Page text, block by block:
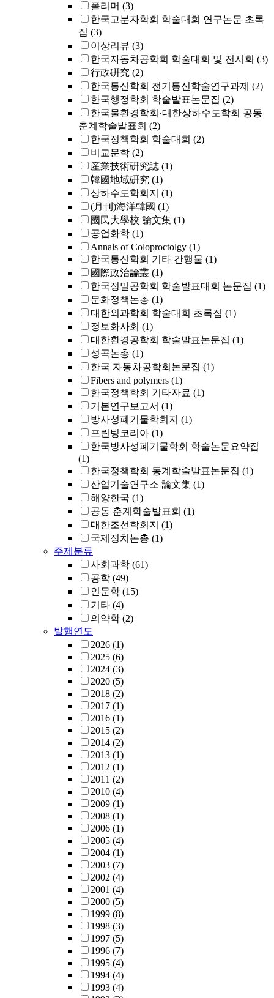
폴리머 (3)
한국고분자학회 학술대회 연구논문 초록
집 (3)
이상리뷰 (3)
한국자동차공학회 학술대회 및 전시회 (3)
行政硏究 (2)
한국통신학회 전기통신학술연구과제 (2)
한국행정학회 학술발표논문집 (2)
한국물환경학회·대한상하수도학회 공동
춘계학술발표회 (2)
한국정책학회 학술대회 (2)
비교문학 (2)
産業技術硏究誌 (1)
韓國地域硏究 (1)
상하수도학회지 (1)
(月刊)海洋韓國 (1)
國民大學校 論文集 (1)
공업화학 (1)
Annals of Coloproctolgy (1)
한국통신학회 기타 간행물 (1)
國際政治論叢 (1)
한국정밀공학회 학술발표대회 논문집 (1)
문화정책논총 (1)
대한외과학회 학술대회 초록집 (1)
정보화사회 (1)
대한환경공학회 학술발표논문집 (1)
성곡논총 (1)
한국 자동차공학회논문집 (1)
Fibers and polymers (1)
한국정책학회 기타자료 (1)
기본연구보고서 (1)
방사성폐기물학회지 (1)
프린팅코리아 (1)
한국방사성폐기물학회 학술논문요약집
(1)
한국정책학회 동계학술발표논문집 (1)
산업기술연구소 論文集 (1)
해양한국 (1)
공동 춘계학술발표회 (1)
대한조선학회지 (1)
국제정치논총 (1)
주제분류
사회과학 (61)
공학 (49)
인문학 (15)
기타 (4)
의약학 (2)
발행연도
2026 (1)
2025 (6)
2024 (3)
2020 (5)
2018 (2)
2017 (1)
2016 (1)
2015 (2)
2014 (2)
2013 (1)
2012 (1)
2011 (2)
2010 (4)
2009 (1)
2008 (1)
2006 (1)
2005 (4)
2004 (1)
2003 (7)
2002 (4)
2001 (4)
2000 (5)
1999 (8)
1998 (3)
1997 (5)
1996 (7)
1995 (4)
1994 (4)
1993 (4)